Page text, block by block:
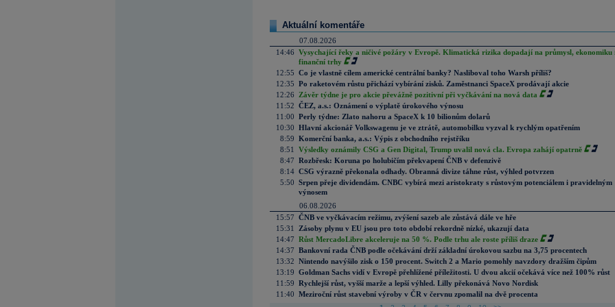
Aktuální komentáře
07.08.2026
14:46 Vysychající řeky a ničivé požáry v Evropě. Klimatická rizika dopadají na průmysl, ekonomiku
finanční trhy
12:55 Co je vlastně cílem americké centrální banky? Nasliboval toho Warsh příliš?
12:35 Po raketovém růstu přichází vybírání zisků. Zaměstnanci SpaceX prodávají akcie
12:26
Závěr týdne je pro akcie převážně pozitivní při vyčkávání na nová data
11:52 ČEZ, a.s.: Oznámení o výplatě úrokového výnosu
11:00 Perly týdne: Zlato nahoru a SpaceX k 10 bilionům dolarů
10:30 Hlavní akcionář Volkswagenu je ve ztrátě, automobilku vyzval k rychlým opatřením
8:59 Komerční banka, a.s.: Výpis z obchodního rejstříku
8:51
Výsledky oznámily CSG a Gen Digital, Trump uvalil nová cla. Evropa zahájí opatrně
8:47 Rozbřesk: Koruna po holubičím překvapení ČNB v defenzivě
8:14 CSG výrazně překonala odhady. Obranná divize táhne růst, výhled potvrzen
5:50 Srpen přeje dividendám. CNBC vybírá mezi aristokraty s růstovým potenciálem i pravidelným
výnosem
06.08.2026
15:57 ČNB ve vyčkávacím režimu, zvýšení sazeb ale zůstává dále ve hře
15:31
Zásoby plynu v EU jsou pro toto období rekordně nízké, ukazují data
14:47 Růst MercadoLibre akceleruje na 50 %. Podle trhu ale roste příliš draze
14:37 Bankovní rada ČNB podle očekávání drží základní úrokovou sazbu na 3,75 procentech
13:32 Nintendo navýšilo zisk o 150 procent. Switch 2 a Mario pomohly navzdory dražším čipům
13:19 Goldman Sachs vidí v Evropě přehlížené příležitosti. U dvou akcií očekává více než 100% růst
11:59 Rychlejší růst, vyšší marže a lepší výhled. Lilly překonává Novo Nordisk
11:40 Meziroční růst stavební výroby v ČR v červnu zpomalil na dvě procenta